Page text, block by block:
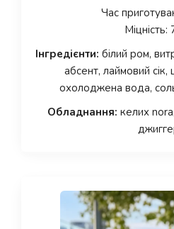
Час
Міцність:
Інгредієнти: білий ром,
абсент, лаймовий
охолоджена вода,
Обладнання: келих